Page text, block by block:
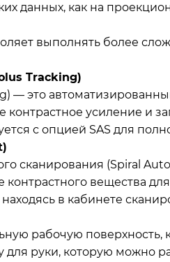
данных, как на
выполнять более
Tracking)
— это
контрастное усиление и
с опцией SAS для
сканирования (Spiral
вещества
в кабинете
рабочую
руки, которую можно